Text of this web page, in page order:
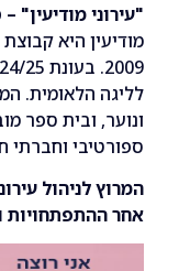
מודיעין" – סיפור של
היא קבוצת הכדורגל
2009. בעונת
הלאומית. המועדון
ובית ספר מוביל
וחברתי חשוב ומרכזי
עירוני מודיעין
ולעדכן